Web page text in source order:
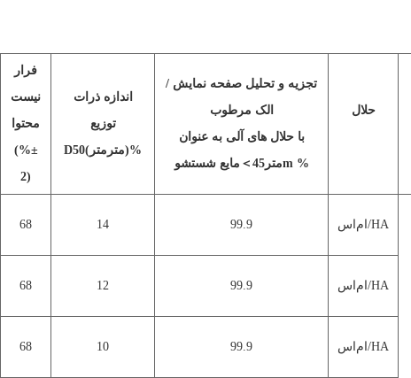
فرار
نیست
محتوا
(%±
2)
اندازه ذرات
توزیع
D50( متر متر)%
تجزیه و تحلیل صفحه نمایش /
الک مرطوب
با حلال های آلی به عنوان
مایع شستشو ＜ 45مترm %
حلال
68 14 99.9 ام‌اس/HA
68 12 99.9 ام‌اس/HA
68 10 99.9 ام‌اس/HA